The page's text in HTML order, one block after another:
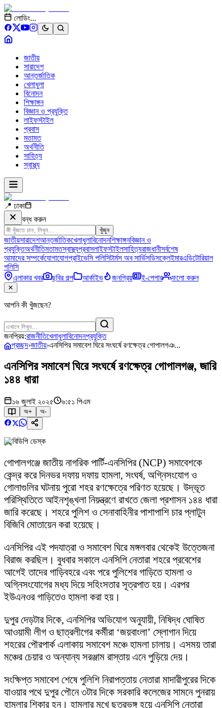
লোডিং...
জাতীয়
সারাদেশ
আন্তর্জাতিক
খেলাধুলা
বিনোদন
শিক্ষাঙ্গন
বিজ্ঞান ও প্রযুক্তি
লাইফস্টাইল
প্রবাস
মতামত
অর্থনীতি
সাহিত্য
স্বাস্থ্য
📍 ঢাকা
বন্ধ করুন
খুঁজুন
জাতীয়সারাদেশআন্তর্জাতিকখেলাধুলাবিনোদনশিক্ষাঙ্গনবিজ্ঞান ও
প্রযুক্তিঅর্থনীতিমতামতস্বাস্থ্যপ্রবাসলাইফস্টাইলসাহিত্যরাজধানীসর্বশেষ
আমাদের সম্পর্কেযোগাযোগপ্রাইভেসি পলিসিটার্মস অব সার্ভিসডিসক্লেইমারএডিটোরিয়াল
পলিসি
এলাকার খবর
ছবির গল্প আর্কাইভ জনপ্রিয় ই-পেপার ফলো করুন
✕
আপনি কী খুঁজছেন?
জনপ্রিয়:রাজনীতিখেলাধুলাবিনোদনপ্রযুক্তি
প্রচ্ছদ›জাতীয়›এনসিপির সমাবেশ ঘিরে সংঘর্ষে রণক্ষেত্র গোপালগঞ...
এনসিপির সমাবেশ ঘিরে সংঘর্ষে রণক্ষেত্র গোপালগঞ্জ, জারি
১৪৪ ধারা
১৬ জুলাই ২০২৫ ৬:৫১ পিএম
অ+ অ-
বিডিপি ডেস্ক
গোপালগঞ্জে জাতীয় নাগরিক পার্টি-এনসিপির (NCP) সমাবেশকে
কেন্দ্র করে দিনভর দফায় দফায় হামলা, সংঘর্ষ, অগ্নিসংযোগ ও
গোলাগুলির ঘটনায় পুরো শহর রণক্ষেত্রে পরিণত হয়েছে। উদ্ভূত
পরিস্থিতিতে আইনশৃঙ্খলা নিয়ন্ত্রণে রাখতে জেলা প্রশাসন ১৪৪ ধারা
জারি করেছে। শহরে পুলিশ ও সেনাবাহিনীর পাশাপাশি চার প্লাটুন
বিজিবি মোতায়েন করা হয়েছে।
এনসিপির এই পদযাত্রা ও সমাবেশ ঘিরে মঙ্গলবার থেকেই উত্তেজনা
বিরাজ করছিল। বুধবার সকালে এনসিপি নেতারা শহরে প্রবেশের
আগেই তাদের গাড়িবহরে এবং পরে পুলিশের গাড়িতে হামলা ও
অগ্নিসংযোগের মধ্য দিয়ে সহিংসতার সূত্রপাত হয়। এরপর
ইউএনওর গাড়িতেও হামলা করা হয়।
দুপুর দেড়টার দিকে, এনসিপির অভিযোগ অনুযায়ী, নিষিদ্ধ ঘোষিত
আওয়ামী লীগ ও ছাত্রলীগের কর্মীরা ‘জয়বাংলা’ স্লোগান দিয়ে
শহরের পৌরপার্ক এলাকায় সমাবেশ মঞ্চে হামলা চালায়। এসময় তারা
মঞ্চের চেয়ার ও অন্যান্য সরঞ্জাম রাস্তায় এনে পুড়িয়ে দেয়।
সংক্ষিপ্ত সমাবেশ শেষে পুলিশি নিরাপত্তায় নেতারা মাদারীপুরের দিকে
যাওয়ার পথে দুপুর পৌনে ৩টার দিকে সরকারি কলেজের সামনে পুনরায়
হামলার শিকার হন। হামলার মুখে ছত্রভঙ্গ হয়ে এনসিপি নেতারা